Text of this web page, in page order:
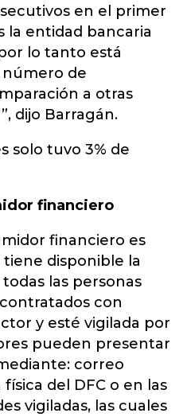
en el primer
la entidad bancaria
lo tanto está
de
a otras
dijo Barragán.
solo tuvo 3% de
financiero
financiero es
disponible la
las personas
con
y esté vigilada por
pueden presentar
correo
del DFC o en las
vigiladas, las cuales